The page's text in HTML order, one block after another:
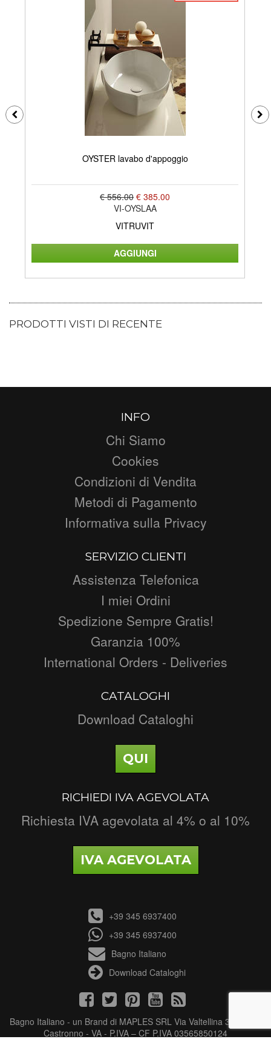
OYSTER lavabo d'appoggio
€ 556.00 € 385.00
VI-OYSLAA
VITRUVIT
PRODOTTI VISTI DI RECENTE
INFO
Chi Siamo
Cookies
Condizioni di Vendita
Metodi di Pagamento
Informativa sulla Privacy
SERVIZIO CLIENTI
Assistenza Telefonica
I miei Ordini
Spedizione Sempre Gratis!
Garanzia 100%
International Orders - Deliveries
CATALOGHI
Download Cataloghi
QUI
RICHIEDI IVA AGEVOLATA
Richiesta IVA agevolata al 4% o al 10%
IVA AGEVOLATA
+39 345 6937400
+39 345 6937400
Bagno Italiano
Download Cataloghi
Bagno Italiano - un Brand di MAPLES SRL Via Valtellina 3 - 21040
Castronno - VA - P.IVA – CF P.IVA 03565850124